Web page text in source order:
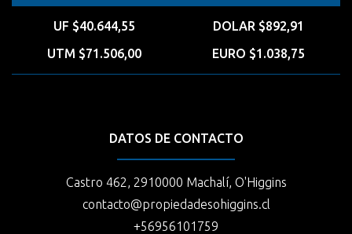
UF $40.644,55
DOLAR $892,91
UTM $71.506,00
EURO $1.038,75
DATOS DE CONTACTO
Castro 462, 2910000 Machalí, O'Higgins
contacto@propiedadesohiggins.cl
+56956101759